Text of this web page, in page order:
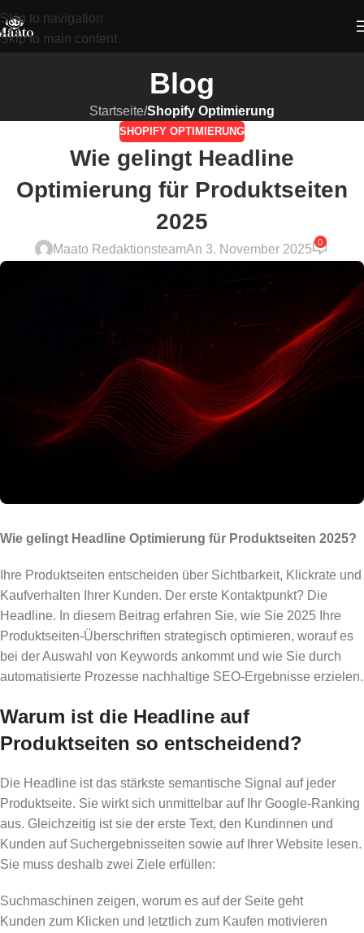
Skip to navigation
Skip to main content
Blog
Startseite/Shopify Optimierung
SHOPIFY OPTIMIERUNG
Wie gelingt Headline
Optimierung für Produktseiten
2025
Maato RedaktionsteamAn 3. November 2025
0
Wie gelingt Headline Optimierung für Produktseiten 2025?
Ihre Produktseiten entscheiden über Sichtbarkeit, Klickrate und
Kaufverhalten Ihrer Kunden. Der erste Kontaktpunkt? Die
Headline. In diesem Beitrag erfahren Sie, wie Sie 2025 Ihre
Produktseiten-Überschriften strategisch optimieren, worauf es
bei der Auswahl von Keywords ankommt und wie Sie durch
automatisierte Prozesse nachhaltige SEO-Ergebnisse erzielen.
Warum ist die Headline auf
Produktseiten so entscheidend?
Die Headline ist das stärkste semantische Signal auf jeder
Produktseite. Sie wirkt sich unmittelbar auf Ihr Google-Ranking
aus. Gleichzeitig ist sie der erste Text, den Kundinnen und
Kunden auf Suchergebnisseiten sowie auf Ihrer Website lesen.
Sie muss deshalb zwei Ziele erfüllen:
Suchmaschinen zeigen, worum es auf der Seite geht
Kunden zum Klicken und letztlich zum Kaufen motivieren